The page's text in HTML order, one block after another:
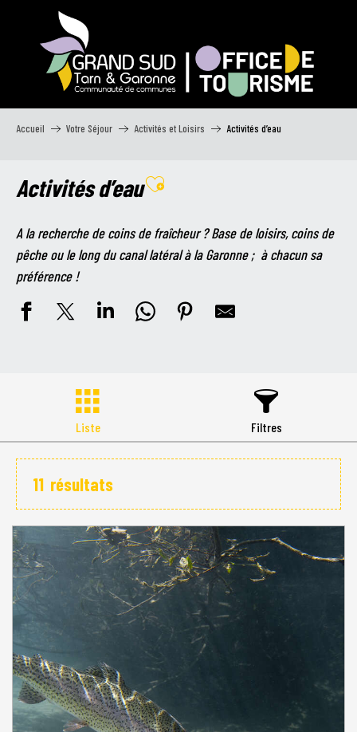
Accueil Votre Séjour Activités et Loisirs Activités d’eau
Activités d’eauAjouter aux favoris
A la recherche de coins de fraîcheur ? Base de loisirs, coins de
pêche ou le long du canal latéral à la Garonne ; à chacun sa
préférence !
Liste Filtres
11 résultats